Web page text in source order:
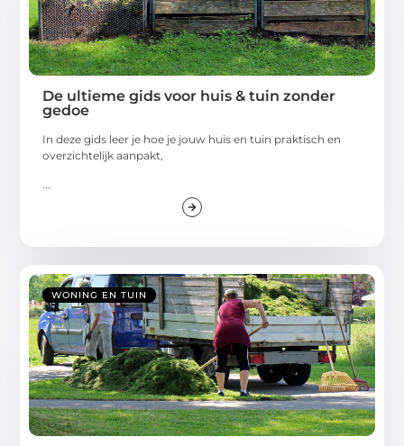
De ultieme gids voor huis & tuin zonder
gedoe
In deze gids leer je hoe je jouw huis en tuin praktisch en
overzichtelijk aanpakt,
...
WONING EN TUIN